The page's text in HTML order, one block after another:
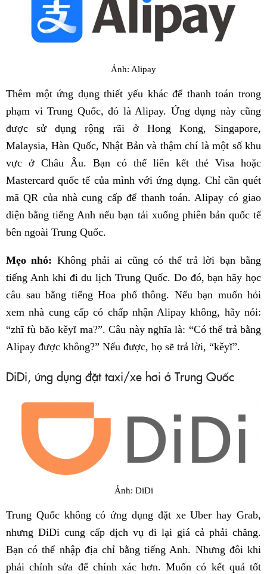
Ảnh: Alipay
Thêm một ứng dụng thiết yếu khác để thanh toán trong
phạm vi Trung Quốc, đó là Alipay. Ứng dụng này cũng
được sử dụng rộng rãi ở Hong Kong, Singapore,
Malaysia, Hàn Quốc, Nhật Bản và thậm chí là một số khu
vực ở Châu Âu. Bạn có thể liên kết thẻ Visa hoặc
Mastercard quốc tế của mình với ứng dụng. Chỉ cần quét
mã QR của nhà cung cấp để thanh toán. Alipay có giao
diện bằng tiếng Anh nếu bạn tải xuống phiên bản quốc tế
bên ngoài Trung Quốc.
Mẹo nhỏ: Không phải ai cũng có thể trả lời bạn bằng
tiếng Anh khi đi du lịch Trung Quốc. Do đó, bạn hãy học
câu sau bằng tiếng Hoa phổ thông. Nếu bạn muốn hỏi
xem nhà cung cấp có chấp nhận Alipay không, hãy nói:
“zhī fù bǎo kěyǐ ma?”. Câu này nghĩa là: “Có thể trả bằng
Alipay được không?” Nếu được, họ sẽ trả lời, “kěyǐ”.
DiDi, ứng dụng đặt taxi/xe hơi ở Trung Quốc
Ảnh: DiDi
Trung Quốc không có ứng dụng đặt xe Uber hay Grab,
nhưng DiDi cung cấp dịch vụ đi lại giá cả phải chăng.
Bạn có thể nhập địa chỉ bằng tiếng Anh. Nhưng đôi khi
phải chỉnh sửa để chính xác hơn. Muốn có kết quả tốt